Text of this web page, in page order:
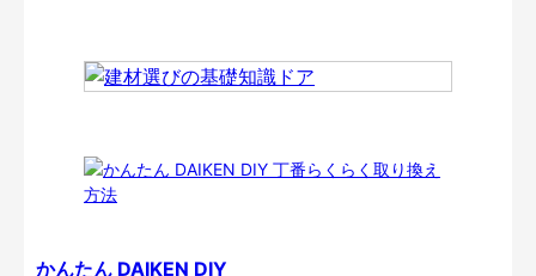
かんたん DAIKEN DIY